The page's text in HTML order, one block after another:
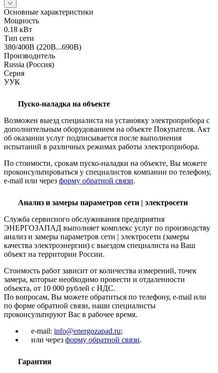
Основные характеристики
Мощность
0.18 кВт
Тип сети
380/400В (220В...690В)
Производитель
Russia (Россия)
Серия
УУК
Пуско-наладка на объекте
Возможен выезд специалиста на установку электроприбора с
дополнительным оборудованием на объекте Покупателя. Акт
об оказании услуг подписывается после выполнения
испытаний в различных режимах работы электроприбора.
По стоимости, срокам пуско-наладки на объекте, Вы можете
проконсультироваться у специалистов компании по телефону,
e-mail или через форму обратной связи.
Анализ и замеры параметров сети | электросети
Служба сервисного обслуживания предприятия
ЭНЕРГОЗАПАД выполняет комплекс услуг по производству
анализ и замеры параметров сети | электросети (замеры
качества электроэнергии) с выездом специалиста на Ваш
объект на территории России.
Стоимость работ зависит от количества измерений, точек
замера, которые необходимо провести и отдаленности
объекта, от 10 000 рублей с НДС.
По вопросам, Вы можете обратиться по телефону, e-mail или
по форме обратной связи, наши специалисты
проконсультируют Вас в рабочее время.
e-mail: info@energozapad.ru;
или через форму обратной связи.
Гарантия